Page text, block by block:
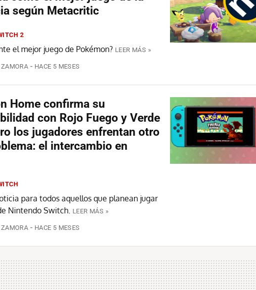
según Metacritic
2
el mejor juego de Pokémon? LEER MÁS »
HACE 5 MESES
Home confirma su
con Rojo Fuego y Verde
los jugadores enfrentan otro
el intercambio en
para todos aquellos que planean jugar
Nintendo Switch. LEER MÁS »
HACE 5 MESES